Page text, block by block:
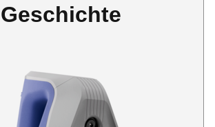
Geschichte